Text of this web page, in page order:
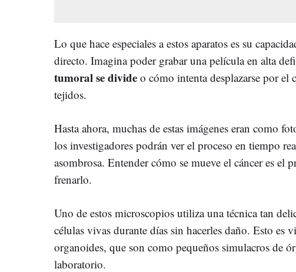
Lo que hace especiales a estos aparatos es su
directo. Imagina poder grabar una película en alta
tumoral se divide o cómo intenta desplazarse por el
tejidos.
Hasta ahora, muchas de estas imágenes eran como
los investigadores podrán ver el proceso en tiempo
asombrosa. Entender cómo se mueve el cáncer es el
frenarlo.
Uno de estos microscopios utiliza una técnica tan
células vivas durante días sin hacerles daño. Esto es
organoides, que son como pequeños simulacros de
laboratorio.